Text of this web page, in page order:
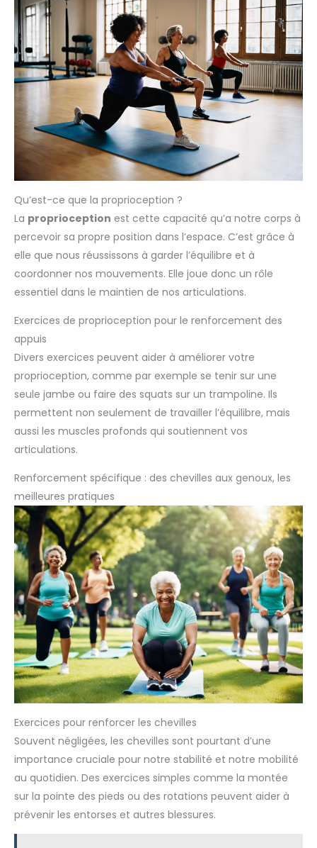
Qu’est-ce que la proprioception ?
La proprioception est cette capacité qu’a notre corps à
percevoir sa propre position dans l’espace. C’est grâce à
elle que nous réussissons à garder l’équilibre et à
coordonner nos mouvements. Elle joue donc un rôle
essentiel dans le maintien de nos articulations.
Exercices de proprioception pour le renforcement des
appuis
Divers exercices peuvent aider à améliorer votre
proprioception, comme par exemple se tenir sur une
seule jambe ou faire des squats sur un trampoline. Ils
permettent non seulement de travailler l’équilibre, mais
aussi les muscles profonds qui soutiennent vos
articulations.
Renforcement spécifique : des chevilles aux genoux, les
meilleures pratiques
Exercices pour renforcer les chevilles
Souvent négligées, les chevilles sont pourtant d’une
importance cruciale pour notre stabilité et notre mobilité
au quotidien. Des exercices simples comme la montée
sur la pointe des pieds ou des rotations peuvent aider à
prévenir les entorses et autres blessures.